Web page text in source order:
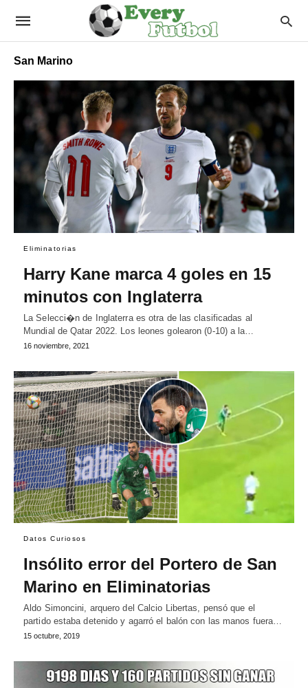
San Marino
Eliminatorias
Harry Kane marca 4 goles en 15
minutos con Inglaterra
La Selecci�n de Inglaterra es otra de las clasificadas al
Mundial de Qatar 2022. Los leones golearon (0-10) a la…
16 noviembre, 2021
Datos Curiosos
Insólito error del Portero de San
Marino en Eliminatorias
Aldo Simoncini, arquero del Calcio Libertas, pensó que el
partido estaba detenido y agarró el balón con las manos fuera…
15 octubre, 2019